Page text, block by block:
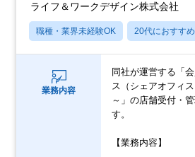
ライフ＆ワークデザイン株式会社
職種・業界未経験OK 20代におすすめ
業務内容
同社が運営する「
ス（シェアオフィ
～」の店舗受付・
す。
【業務内容】